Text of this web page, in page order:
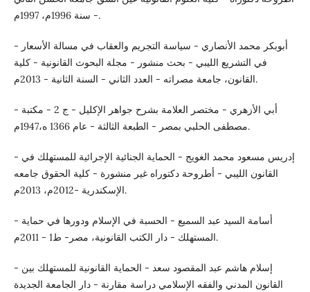
- سنة 1996م، 1997م.
- أبوبكر محمد الأنصاري - سياسة التجريم والعقاب في مسالة الأسعار
في التشريع الليبي - بحث منشور - مجلة البحوث القانونية - كلية
القانون، جامعة مصراته - العدد الثاني - السنة الثانية - 2013م.
- أبي الأزهري - مختصر العلامة بشرح جواهر الإكليل - ج 2 - مكتبة
مصطفى الحلبي بمصر - الطبعة الثالثة - عام 1366 ه،1947م.
- إدريس مسعود محمد الغويج - الحماية الجنائية الإجرائية للمستهلك في
القانون الليبي - أطروحة دكتوراه غير منشورة - كلية الحقوق جامعه
الإسكندرية -2012م، 2013م.
- أسامة السيد عبد السميع - الحسبة في الإسلام ودورها في حماية
المستهلك - دار الكتب القانونية، مصر- ط1 - 2011م.
- إسلام هاشم عبد المقصود سعد - الحماية القانونية للمستهلك بين
القانون المدني والفقه الإسلامي دراسة مقارنة - دار الجامعة الجديدة